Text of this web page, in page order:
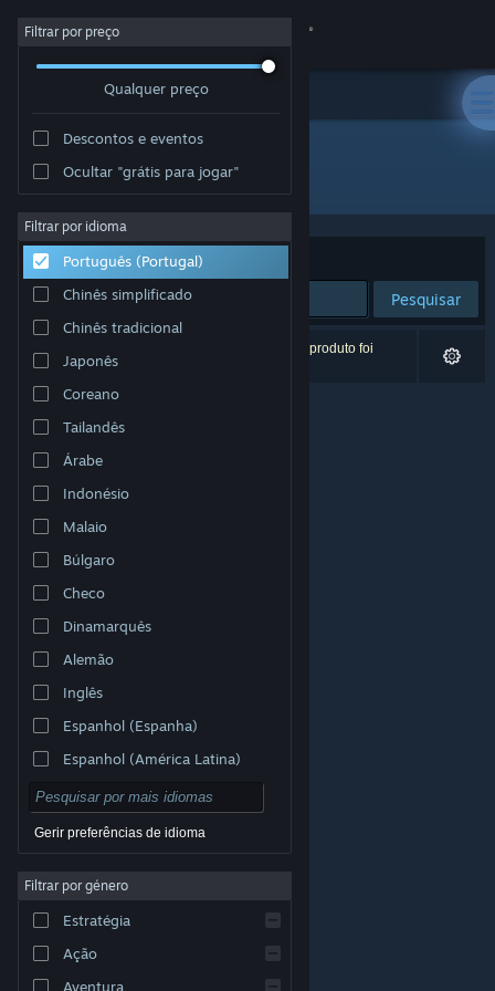
Iniciar sessão
Sobre
Apoio
Alterar idioma
Instala a app móvel do Steam
Ver versão para computadores
© Valve Corporation. Todos os direitos reservados.
respetivos proprietários nos E.U.A. e outros países.
Acessibilidade
Reembolsos|Cookies
Filtrar por preço
Qualquer preço
Descontos e eventos
Ocultar "grátis para jogar"
Filtrar por idioma
Português (Portugal)
Chinês simplificado
Chinês tradicional
Japonês
Coreano
Tailandês
Árabe
Indonésio
Malaio
Búlgaro
Checo
Dinamarquês
Alemão
Inglês
Espanhol (Espanha)
Espanhol (América Latina)
Gerir preferências de idioma
Filtrar por género
Estratégia
Ação
Aventura
Editora: Kepler Project
Ordenar por Relevância
Pesquisar
0 resultados correspondentes à tua pesquisa. 1 produto foi
excluído com base nas tuas preferências.